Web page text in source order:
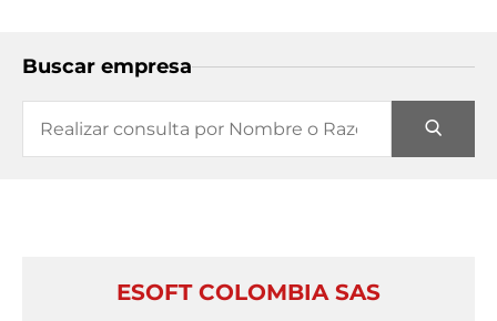
Buscar empresa
ESOFT COLOMBIA SAS